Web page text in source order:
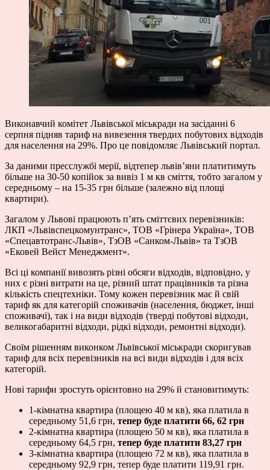
Виконавчий комітет Львівської міськради на засіданні 6
серпня підняв тариф на вивезення твердих побутових відходів
для населення на 29%. Про це повідомляє Львівський портал.
За даними пресслужбі мерії, відтепер львів’яни платитимуть
більше на 30-50 копійок за вивіз 1 м кв сміття, тобто загалом у
середньому – на 15-35 грн більше (залежно від площі
квартири).
Загалом у Львові працюють п’ять сміттєвих перевізників:
ЛКП «Львівспецкомунтранс», ТОВ «Грінера Україна», ТОВ
«Спецавтотранс-Львів», ТзОВ «Санком-Львів» та ТзОВ
«Ековей Вейст Менеджмент».
Всі ці компанії вивозять різні обсяги відходів, відповідно, у
них є різні витрати на це, різний штат працівників та різна
кількість спецтехніки. Тому кожен перевізник має й свій
тариф як для категорій споживачів (населення, бюджет, інші
споживачі), так і на види відходів (тверді побутові відходи,
великогабаритні відходи, рідкі відходи, ремонтні відходи).
Своїм рішенням виконком Львівської міськради скоригував
тариф для всіх перевізників на всі види відходів і для всіх
категорій.
Нові тарифи зростуть орієнтовно на 29% й становитимуть:
1-кімнатна квартира (площею 40 м кв), яка платила в
середньому 51,6 грн, тепер буде платити 66, 62 грн
2-кімнатна квартира (площею 50 м кв), яка платила в
середньому 64,5 грн, тепер буде платити 83,27 грн
3-кімнатна квартира (площею 72 м кв), яка платила в
середньому 92,9 грн, тепер буде платити 119,91 грн.